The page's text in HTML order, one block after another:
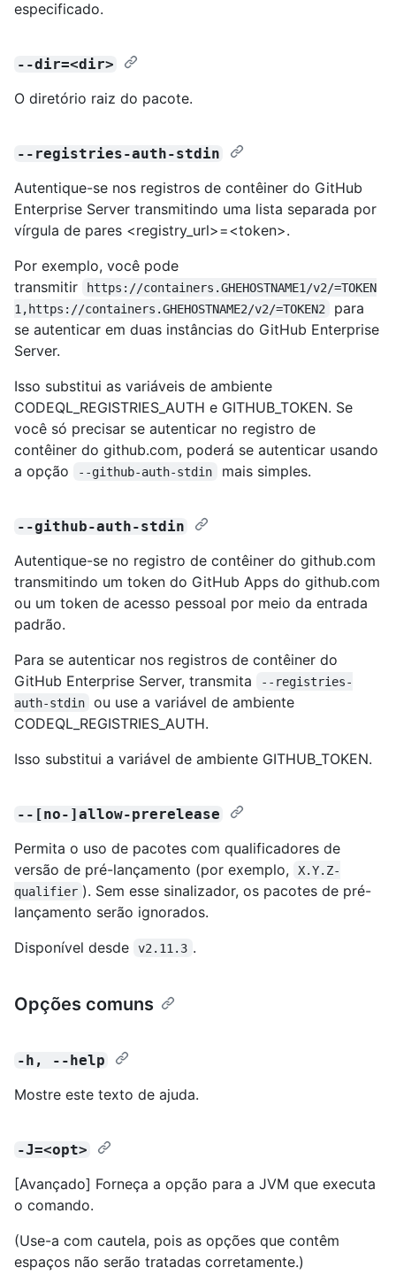
especificado.
--dir=<dir>
O diretório raiz do pacote.
--registries-auth-stdin
Autentique-se nos registros de contêiner do GitHub
Enterprise Server transmitindo uma lista separada por
vírgula de pares <registry_url>=<token>.
Por exemplo, você pode
transmitir
https://containers.GHEHOSTNAME1/v2/=TOKEN
1,https://containers.GHEHOSTNAME2/v2/=TOKEN2
para
se autenticar em duas instâncias do GitHub Enterprise
Server.
Isso substitui as variáveis de ambiente
CODEQL_REGISTRIES_AUTH e GITHUB_TOKEN. Se
você só precisar se autenticar no registro de
contêiner do github.com, poderá se autenticar usando
a opção
--github-auth-stdin mais simples.
--github-auth-stdin
Autentique-se no registro de contêiner do github.com
transmitindo um token do GitHub Apps do github.com
ou um token de acesso pessoal por meio da entrada
padrão.
Para se autenticar nos registros de contêiner do
GitHub Enterprise Server, transmita
--registries-
auth-stdin
ou use a variável de ambiente
CODEQL_REGISTRIES_AUTH.
Isso substitui a variável de ambiente GITHUB_TOKEN.
--[no-]allow-prerelease
Permita o uso de pacotes com qualificadores de
versão de pré-lançamento (por exemplo,
X.Y.Z-
qualifier ). Sem esse sinalizador, os pacotes de pré-
lançamento serão ignorados.
Disponível desde
v2.11.3 .
Opções comuns
-h, --help
Mostre este texto de ajuda.
-J=<opt>
[Avançado] Forneça a opção para a JVM que executa
o comando.
(Use-a com cautela, pois as opções que contêm
espaços não serão tratadas corretamente.)